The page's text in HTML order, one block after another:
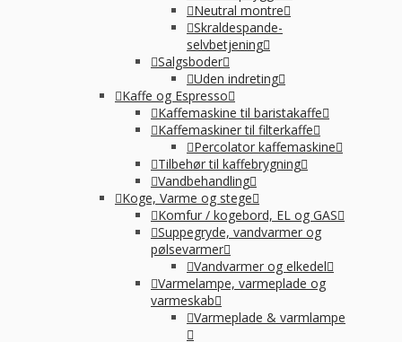
Neutral montre
Skraldespande-
selvbetjening
Salgsboder
Uden indreting
Kaffe og Espresso
Kaffemaskine til baristakaffe
Kaffemaskiner til filterkaffe
Percolator kaffemaskine
Tilbehør til kaffebrygning
Vandbehandling
Koge, Varme og stege
Komfur / kogebord, EL og GAS
Suppegryde, vandvarmer og
pølsevarmer
Vandvarmer og elkedel
Varmelampe, varmeplade og
varmeskab
Varmeplade & varmlampe